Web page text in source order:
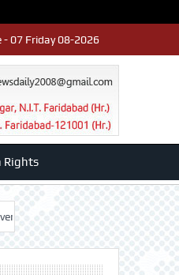
07 Friday 08-2026
Rights
श्री हनुमान मंदिर 3डी-42 का